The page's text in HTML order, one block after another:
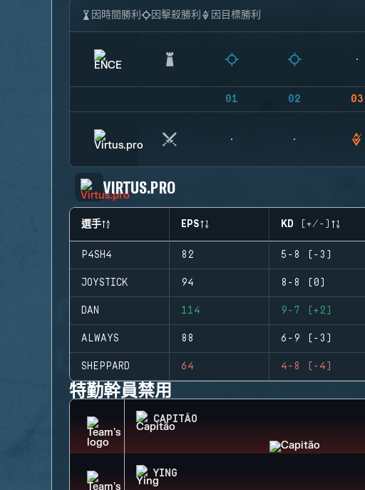
因時間勝利 因擊殺勝利 因目標勝利
01 02 03
VIRTUS.PRO
選手 EPS KD (+/-)
P4SH4 82 5-8 (-3)
JOYSTICK 94 8-8 (0)
DAN 114 9-7 (+2)
ALWAYS 88 6-9 (-3)
SHEPPARD 64 4-8 (-4)
特勤幹員禁用
CAPITÃO
YING